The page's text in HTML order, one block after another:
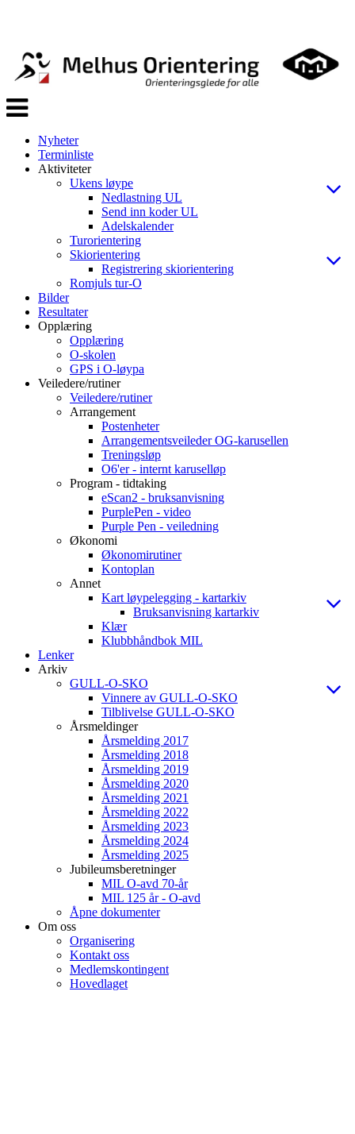
Veksle
navigasjon
Nyheter
Terminliste
Aktiviteter
Ukens løype
Nedlastning UL
Send inn koder UL
Adelskalender
Turorientering
Skiorientering
Registrering skiorientering
Romjuls tur-O
Bilder
Resultater
Opplæring
Opplæring
O-skolen
GPS i O-løypa
Veiledere/rutiner
Veiledere/rutiner
Arrangement
Postenheter
Arrangementsveileder OG-karusellen
Treningsløp
O6'er - internt karuselløp
Program - tidtaking
eScan2 - bruksanvisning
PurplePen - video
Purple Pen - veiledning
Økonomi
Økonomirutiner
Kontoplan
Annet
Kart løypelegging - kartarkiv
Bruksanvisning kartarkiv
Klær
Klubbhåndbok MIL
Lenker
Arkiv
GULL-O-SKO
Vinnere av GULL-O-SKO
Tilblivelse GULL-O-SKO
Årsmeldinger
Årsmelding 2017
Årsmelding 2018
Årsmelding 2019
Årsmelding 2020
Årsmelding 2021
Årsmelding 2022
Årsmelding 2023
Årsmelding 2024
Årsmelding 2025
Jubileumsberetninger
MIL O-avd 70-år
MIL 125 år - O-avd
Åpne dokumenter
Om oss
Organisering
Kontakt oss
Medlemskontingent
Hovedlaget